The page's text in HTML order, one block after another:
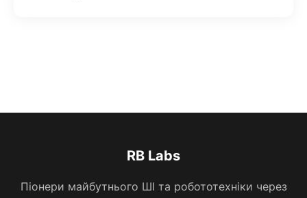
RB Labs
Піонери майбутнього ШІ та робототехніки через